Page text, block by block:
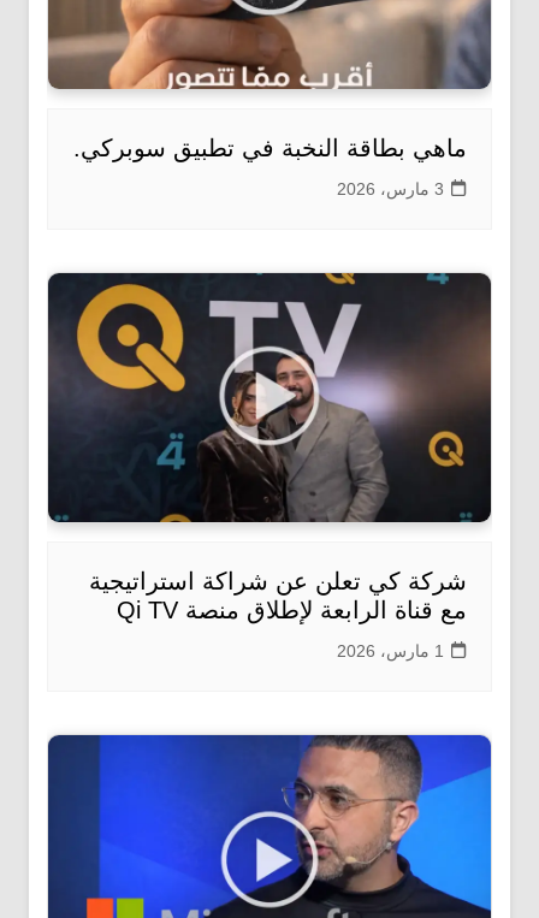
ماهي بطاقة النخبة في تطبيق سوبركي.
3 مارس، 2026
شركة كي تعلن عن شراكة استراتيجية
مع قناة الرابعة لإطلاق منصة Qi TV
1 مارس، 2026